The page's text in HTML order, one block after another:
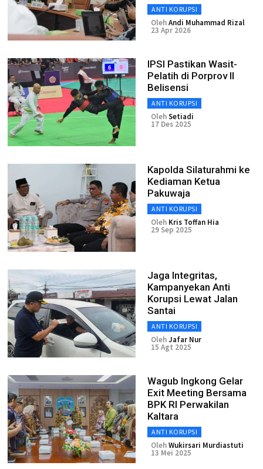
ANTI KORUPSI
OlehAndi Muhammad Rizal
23 Apr 2026
IPSI Pastikan Wasit-
Pelatih di Porprov II
Belisensi
ANTI KORUPSI
OlehSetiadi
17 Des 2025
Kapolda Silaturahmi ke
Kediaman Ketua
Pakuwaja
ANTI KORUPSI
Oleh Kris Toffan Hia
29 Sep 2025
Jaga Integritas,
Kampanyekan Anti
Korupsi Lewat Jalan
Santai
ANTI KORUPSI
OlehJafar Nur
15 Agt 2025
Wagub Ingkong Gelar
Exit Meeting Bersama
BPK RI Perwakilan
Kaltara
ANTI KORUPSI
OlehWukirsari Murdiastuti
13 Mei 2025